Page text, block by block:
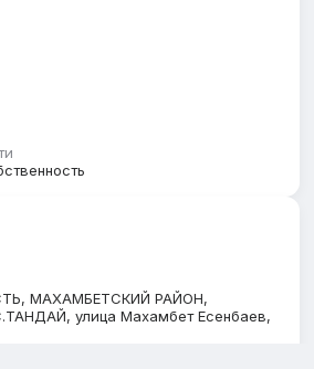
МАХАМБЕТСКИЙ РАЙОН,
улица Махамбет Есенбаев,